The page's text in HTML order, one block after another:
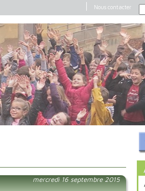
Nous contacter
mercredi 16 septembre 2015